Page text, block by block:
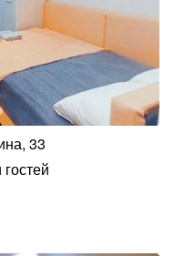
33